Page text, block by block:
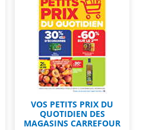
VOS PETITS PRIX DU
QUOTIDIEN DES
MAGASINS CARREFOUR